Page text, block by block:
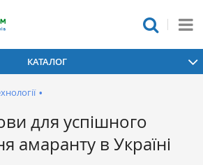
КАТАЛОГ
•
для успішного
амаранту в Україні